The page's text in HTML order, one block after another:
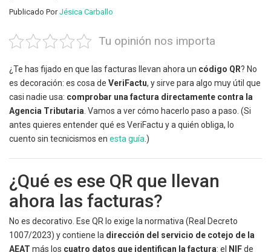
Publicado PorJésica Carballo
Tu opinión nos importa
¿Te has fijado en que las facturas llevan ahora un código QR? No
es decoración: es cosa de VeriFactu, y sirve para algo muy útil que
casi nadie usa: comprobar una factura directamente contra la
Agencia Tributaria . Vamos a ver cómo hacerlo paso a paso. (Si
antes quieres entender qué es VeriFactu y a quién obliga, lo
cuento sin tecnicismos en esta guía .)
¿Qué es ese QR que llevan
ahora las facturas?
No es decorativo. Ese QR lo exige la normativa (Real Decreto
1007/2023) y contiene la dirección del servicio de cotejo de la
AEAT más los cuatro datos que identifican la factura: el NIFde